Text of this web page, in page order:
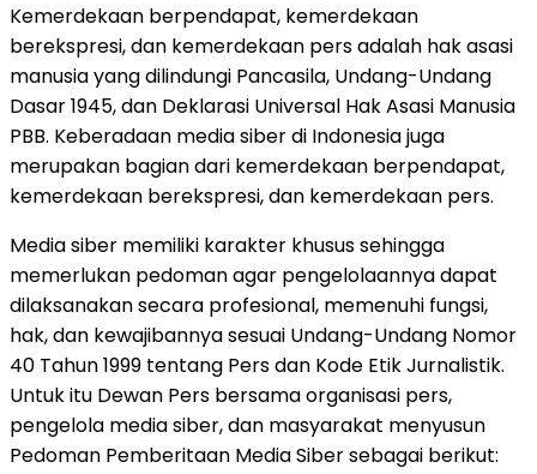
Kemerdekaan berpendapat, kemerdekaan
berekspresi, dan kemerdekaan pers adalah hak asasi
manusia yang dilindungi Pancasila, Undang-Undang
Dasar 1945, dan Deklarasi Universal Hak Asasi Manusia
PBB. Keberadaan media siber di Indonesia juga
merupakan bagian dari kemerdekaan berpendapat,
kemerdekaan berekspresi, dan kemerdekaan pers.
Media siber memiliki karakter khusus sehingga
memerlukan pedoman agar pengelolaannya dapat
dilaksanakan secara profesional, memenuhi fungsi,
hak, dan kewajibannya sesuai Undang-Undang Nomor
40 Tahun 1999 tentang Pers dan Kode Etik Jurnalistik.
Untuk itu Dewan Pers bersama organisasi pers,
pengelola media siber, dan masyarakat menyusun
Pedoman Pemberitaan Media Siber sebagai berikut: